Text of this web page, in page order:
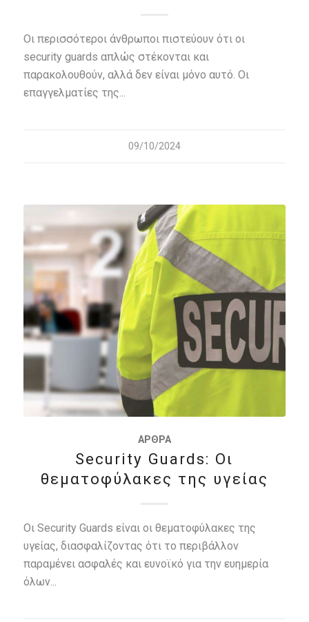
Οι περισσότεροι άνθρωποι πιστεύουν ότι οι
security guards απλώς στέκονται και
παρακολουθούν, αλλά δεν είναι μόνο αυτό. Οι
επαγγελματίες της...
09/10/2024
ΆΡΘΡΑ
Security Guards: Οι
θεματοφύλακες της υγείας
Οι Security Guards είναι οι θεματοφύλακες της
υγείας, διασφαλίζοντας ότι το περιβάλλον
παραμένει ασφαλές και ευνοϊκό για την ευημερία
όλων...